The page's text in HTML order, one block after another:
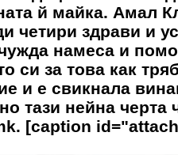
й майка. Амал
четири здрави и
намеса и
си за това как
и е свикнала
тази нейна черта
[caption